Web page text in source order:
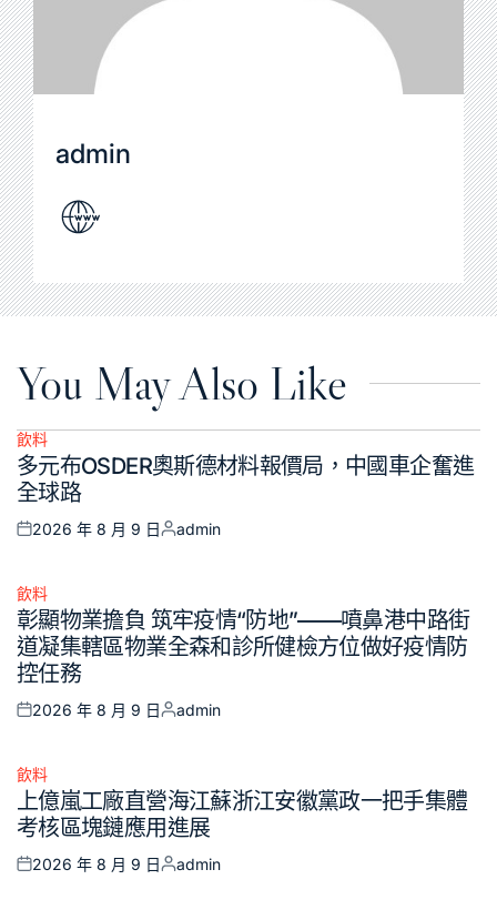
admin
You May Also Like
Posted
in
飲料
多元布OSDER奧斯德材料報價局，中國車企奮進
全球路
Posted
2026 年 8 月 9 日
Posted
admin
Posted
in
飲料
彰顯物業擔負 筑牢疫情“防地”——噴鼻港中路街
道凝集轄區物業全森和診所健檢方位做好疫情防
控任務
Posted
2026 年 8 月 9 日
Posted
admin
Posted
in
飲料
上億嵐工廠直營海江蘇浙江安徽黨政一把手集體
考核區塊鏈應用進展
Posted
2026 年 8 月 9 日
Posted
admin